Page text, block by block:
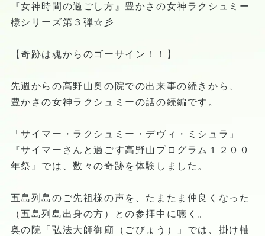
『女神時間の過ごし方』豊かさの女神ラクシュミー
様シリーズ第３弾☆彡
【奇跡は魂からのゴーサイン！！】
先週からの高野山奥の院での出来事の続きから、
豊かさの女神ラクシュミーの話の続編です。
「サイマー・ラクシュミー・デヴィ・ミシュラ」
『サイマーさんと過ごす高野山プログラム１２００
年祭』では、数々の奇跡を体験しました。
五島列島のご先祖様の声を、たまたま仲良くなった
（五島列島出身の方）との参拝中に聴く。
奥の院「弘法大師御廟（ごびょう）」では、掛け軸